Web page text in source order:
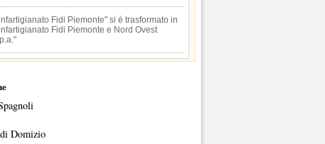
Fidi Piemonte" si è trasformato in
Fidi Piemonte e Nord Ovest
Domizio